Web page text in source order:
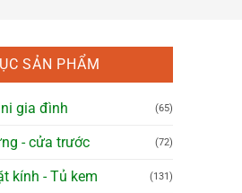
SẢN PHẨM
gia đình (65)
- cửa trước (72)
kính - Tủ kem (131)